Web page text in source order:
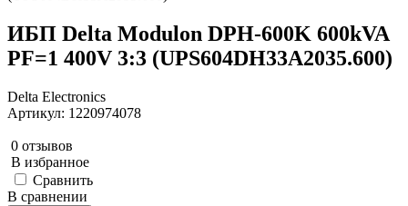
ИБП Delta Modulon DPH-600K 600kVA
PF=1 400V 3:3 (UPS604DH33A2035.600)
Delta Electronics
Артикул: 1220974078
0 отзывов
В избранное
Сравнить
В сравнении